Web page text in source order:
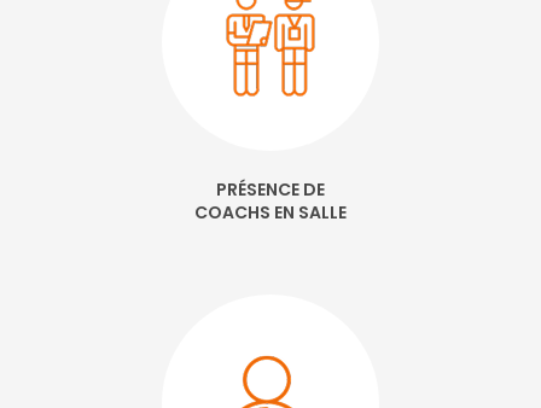
PRÉSENCE DE
COACHS EN SALLE